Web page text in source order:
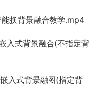
换背景融合教学.mp4
入式背景融合(不指定背
入式背景融图(指定背